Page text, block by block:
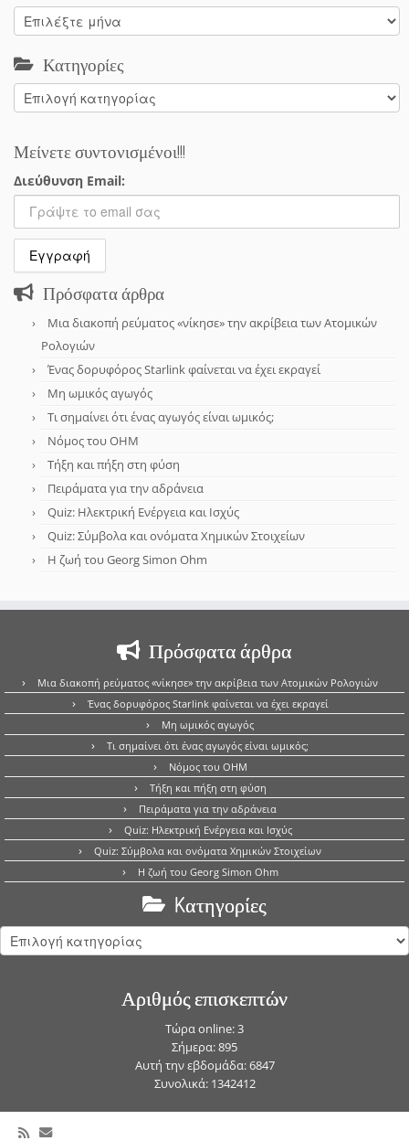
Αρχείο
Κατηγορίες
Κατηγορίες
Μείνετε συντονισμένοι!!!
Διεύθυνση Email:
Πρόσφατα άρθρα
Μια διακοπή ρεύματος «νίκησε» την ακρίβεια των Ατομικών
Ρολογιών
Ένας δορυφόρος Starlink φαίνεται να έχει εκραγεί
Μη ωμικός αγωγός
Τι σημαίνει ότι ένας αγωγός είναι ωμικός;
Νόμος του OHM
Τήξη και πήξη στη φύση
Πειράματα για την αδράνεια
Quiz: Ηλεκτρική Ενέργεια και Ισχύς
Quiz: Σύμβολα και ονόματα Χημικών Στοιχείων
Η ζωή του Georg Simon Ohm
Πρόσφατα άρθρα
Μια διακοπή ρεύματος «νίκησε» την ακρίβεια των Ατομικών Ρολογιών
Ένας δορυφόρος Starlink φαίνεται να έχει εκραγεί
Μη ωμικός αγωγός
Τι σημαίνει ότι ένας αγωγός είναι ωμικός;
Νόμος του OHM
Τήξη και πήξη στη φύση
Πειράματα για την αδράνεια
Quiz: Ηλεκτρική Ενέργεια και Ισχύς
Quiz: Σύμβολα και ονόματα Χημικών Στοιχείων
Η ζωή του Georg Simon Ohm
Kατηγορίες
Kατηγορίες
Αριθμός επισκεπτών
Τώρα online: 3
Σήμερα: 895
Αυτή την εβδομάδα: 6847
Συνολικά: 1342412